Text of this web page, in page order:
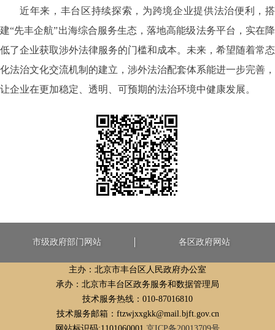
近年来，丰台区持续探索，为跨境企业提供法治便利，搭
建“先丰企航”出海综合服务生态，落地高能级法务平台，实在降
低了企业获取涉外法律服务的门槛和成本。未来，希望随着常态
化法治文化交流机制的建立，涉外法治配套体系能进一步完善，
让企业在更加稳定、透明、可预期的法治环境中健康发展。
市级政府部门网站 各区政府网站
主办：北京市丰台区人民政府办公室
承办：北京市丰台区政务服务和数据管理局
技术服务热线：010-87016810
技术服务邮箱：ftzwjxxgkk@mail.bjft.gov.cn